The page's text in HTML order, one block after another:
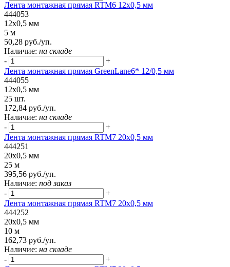
Лента монтажная прямая RTM6 12x0,5 мм
444053
12x0,5 мм
5 м
50,28 руб./уп.
Наличие: на складе
-
+
Лента монтажная прямая GreenLane6* 12/0,5 мм
444055
12x0,5 мм
25 шт.
172,84 руб./уп.
Наличие: на складе
-
+
Лента монтажная прямая RTM7 20x0,5 мм
444251
20x0,5 мм
25 м
395,56 руб./уп.
Наличие: под заказ
-
+
Лента монтажная прямая RTM7 20x0,5 мм
444252
20x0,5 мм
10 м
162,73 руб./уп.
Наличие: на складе
-
+